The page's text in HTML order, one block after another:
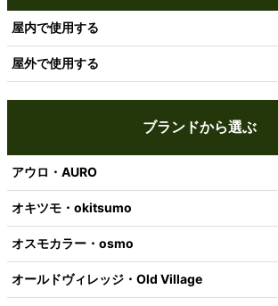
屋内で使用する
屋外で使用する
ブランドから選ぶ
アウロ・AURO
オキツモ・okitsumo
オスモカラー・osmo
オールドヴィレッジ・Old Village